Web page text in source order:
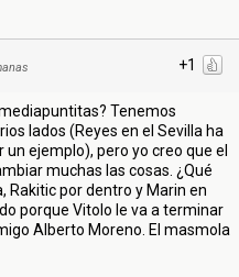
+1
Tenemos
lados (Reyes en el Sevilla ha
ejemplo), pero yo creo que el
muchas las cosas. ¿Qué
Rakitic por dentro y Marin en
porque Vitolo le va a terminar
Alberto Moreno. El masmola